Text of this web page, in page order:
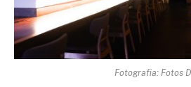
Fotografia: Fotos